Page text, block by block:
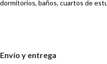
dormitorios, baños, cuartos de
Envío y entrega